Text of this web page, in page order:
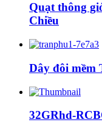
Quạt thông
Chiều
Dây đôi mềm
32GRhd-